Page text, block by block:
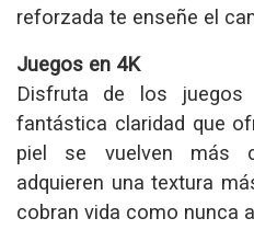
reforzada te enseñe el
Juegos en 4K
Disfruta de los
fantástica claridad que
piel se vuelven más
adquieren una textura
cobran vida como nunca